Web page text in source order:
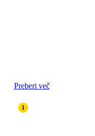
Preberi več